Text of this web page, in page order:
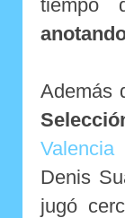
tiempo
Además
Valencia
Denis
jugó